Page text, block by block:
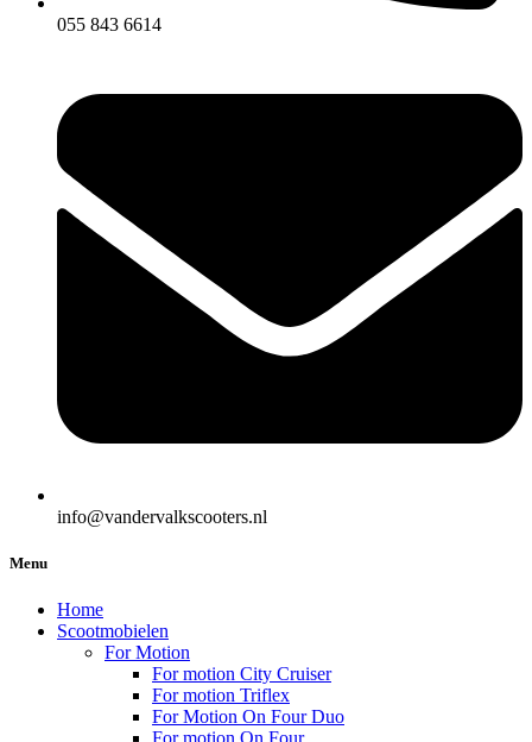
055 843 6614
info@vandervalkscooters.nl
Menu
Home
Scootmobielen
For Motion
For motion City Cruiser
For motion Triflex
For Motion On Four Duo